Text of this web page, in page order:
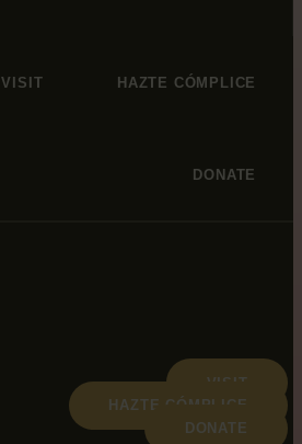
VISIT HAZTE CÓMPLICE
DONATE
VISIT
HAZTE CÓMPLICE
DONATE